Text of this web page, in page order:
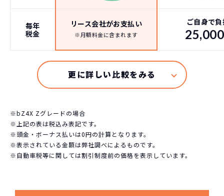
毎年
税金
リース会社がお支払い
※月額料金に含まれます
ご自身で
25,000
※bZ4X Zグレードの場合
※上記の表は税込み表記です。
※頭金・ボーナス払いは0円の計算となります。
※表示されている金額は弊社調べによるものです。
※自動車税等に関しては割引制度前の価格を表示しています。